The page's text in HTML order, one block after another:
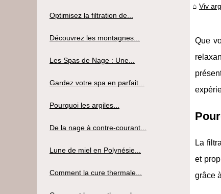
Viv
Que
La
et
grâce
Optimisez la filtration de...
Découvrez les montagnes...
Les Spas de Nage : Une...
Gardez votre spa en parfait...
Pourquoi les argiles...
De la nage à contre-courant...
Lune de miel en Polynésie...
Comment la cure thermale...